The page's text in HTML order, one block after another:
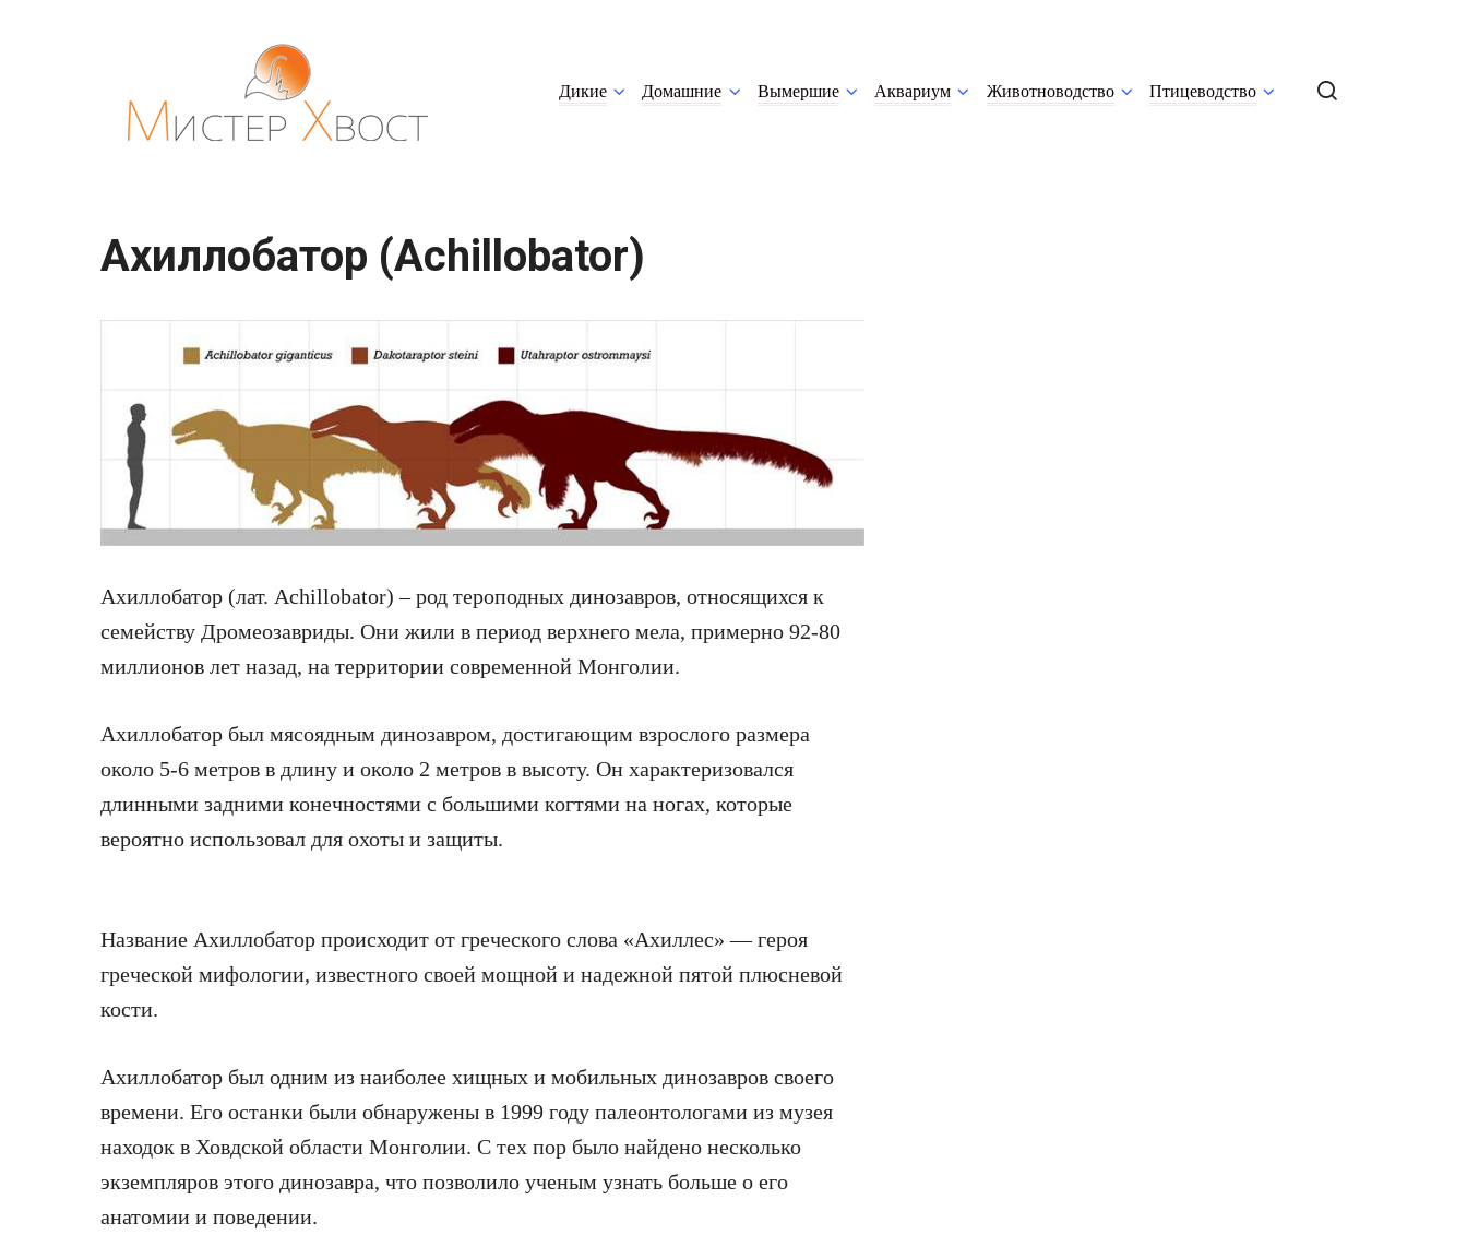
Дикие Домашние Вымершие Аквариум Животноводство Птицеводство
Ахиллобатор (Achillobator)
Ахиллобатор (лат. Achillobator) – род тероподных динозавров, относящихся к
семейству Дромеозавриды. Они жили в период верхнего мела, примерно 92-80
миллионов лет назад, на территории современной Монголии.
Ахиллобатор был мясоядным динозавром, достигающим взрослого размера
около 5-6 метров в длину и около 2 метров в высоту. Он характеризовался
длинными задними конечностями с большими когтями на ногах, которые
вероятно использовал для охоты и защиты.
Название Ахиллобатор происходит от греческого слова «Ахиллес» — героя
греческой мифологии, известного своей мощной и надежной пятой плюсневой
кости.
Ахиллобатор был одним из наиболее хищных и мобильных динозавров своего
времени. Его останки были обнаружены в 1999 году палеонтологами из музея
находок в Ховдской области Монголии. С тех пор было найдено несколько
экземпляров этого динозавра, что позволило ученым узнать больше о его
анатомии и поведении.